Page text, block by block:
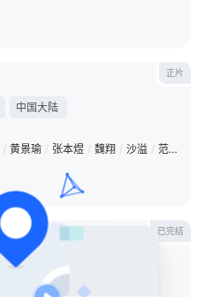
正片
中国大陆
/ 黄景瑜 / 张本煜 / 魏翔 / 沙溢 / 范丞丞
已完结